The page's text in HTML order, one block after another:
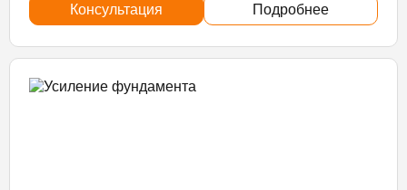
Консультация Подробнее